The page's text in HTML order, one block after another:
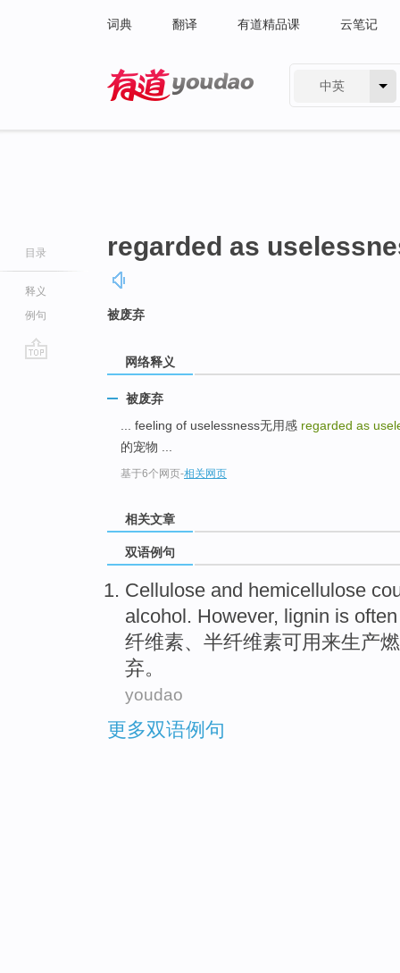
词典 翻译 有道精品课 云笔记
中英
目录
释义
例句
regarded as
被废弃
网络释义
被废弃
... feeling of uselessness无用感 regarded as
的宠物 ...
基于6个网页-相关网页
相关文章
双语例句
Cellulose and hemicellulose
alcohol. However, lignin is often
纤维素、半纤维素可用 来生产
弃。
youdao
更多双语例句